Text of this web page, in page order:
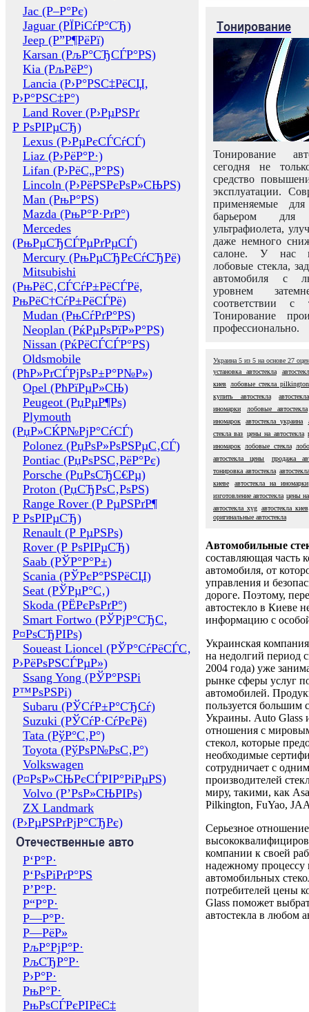
Jac (Р–Р°Рє)
Jaguar (РЇРіСѓР°СЂ)
Jeep (Р”Р¶РёРї)
Karsan (РљР°СЂСЃР°РЅ)
Kia (РљРёР°)
Lancia (Р›Р°РЅС‡РёСЏ,
Р›Р°РЅС‡Р°)
Land Rover (Р›РµРЅРґ
Р РѕРІРµСЂ)
Lexus (Р›РµРєСЃСѓСЃ)
Liaz (Р›РёР°Р·)
Lifan (Р›РёС„Р°РЅ)
Lincoln (Р›РёРЅРєРѕР»СЊРЅ)
Man (РњР°РЅ)
Mazda (РњР°Р·РґР°)
Mercedes
(РњРµСЂСЃРµРґРµСЃ)
Mercury (РњРµСЂРєСѓСЂРё)
Mitsubishi
(РњРёС‚СЃСѓР±РёСЃРё,
РњРёС†СѓР±РёСЃРё)
Mudan (РњСѓРґР°РЅ)
Neoplan (РќРµРѕРїР»Р°РЅ)
Nissan (РќРёСЃСЃР°РЅ)
Oldsmobile
(РћР»РґСЃРјРѕР±Р°Р№Р»)
Opel (РћРїРµР»СЊ)
Peugeot (РџРµР¶Рѕ)
Plymouth
(РџР»СЌР№РјР°СѓСЃ)
Polonez (РџРѕР»РѕРЅРµС‚СЃ)
Pontiac (РџРѕРЅС‚РёР°Рє)
Porsche (РџРѕСЂС€Рµ)
Proton (РџСЂРѕС‚РѕРЅ)
Range Rover (Р РµРЅРґР¶
Р РѕРІРµСЂ)
Renault (Р РµРЅРѕ)
Rover (Р РѕРІРµСЂ)
Saab (РЎР°Р°Р±)
Scania (РЎРєР°РЅРёСЏ)
Seat (РЎРµР°С‚)
Skoda (РЁРєРѕРґР°)
Smart Fortwo (РЎРјР°СЂС‚
Р¤РѕСЂРІРѕ)
Soueast Lioncel (РЎР°СѓРёСЃС‚
Р›РёРѕРЅСЃРµР»)
Ssang Yong (РЎР°РЅРі
Р™РѕРЅРі)
Subaru (РЎСѓР±Р°СЂСѓ)
Suzuki (РЎСѓР·СѓРєРё)
Tata (РўР°С‚Р°)
Toyota (РўРѕР№РѕС‚Р°)
Volkswagen
(Р¤РѕР»СЊРєСЃРІР°РіРµРЅ)
Volvo (Р’РѕР»СЊРІРѕ)
ZX Landmark
(Р›РµРЅРґРјР°СЂРє)
Отечественные авто
Р‘Р°Р·
Р‘РѕРіРґР°РЅ
Р’Р°Р·
Р“Р°Р·
Р—Р°Р·
Р—РёР»
РљР°РјР°Р·
РљСЂР°Р·
Р›Р°Р·
РњР°Р·
РњРѕСЃРєРІРёС‡
Тонирование
Тонирование
сегодня не
средство
эксплуатации.
применяемые
барьером для
ультрафиолета,
даже немного
салоне. У нас
лобовые стекла,
автомобиля с
уровнем
соответствии с
Тонирование
профессионально.
Украина 5 из 5 на основе 27
установка автостекла
киев
лобовые стекла pilkington
купить автостекла
иномарки
лобовые автостекла
иномарок
автостекла украина
стекла ваз цены на автостекла
иномарок
лобовые стекла
автостекла цены
продажа
тонировка автостекла
киеве
автостекла на иномарки
изготовление автостекла цены
автостекла xyg автостекла киев
оригинальные автостекла
Автомобильные
составляющая часть
автомобиля, от
управления и
дороге. Поэтому,
автостекло в Киеве
информацию с
Украинская
на недолгий период
2004 года) уже
рынке сферы услуг
автомобилей.
пользуется большим
Украины. Auto Glass
отношения с
стекол, которые
необходимые
сотрудничает с
производителей
миру, такими, как
Pilkington, FuYao,
Серьезное отношение
компании к своей
надежному процессу
автомобильных
потребителей цены
Glass поможет
автостекла в любом